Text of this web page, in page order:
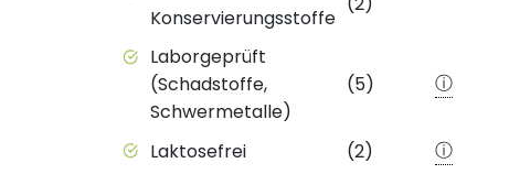
Konservierungsstoffe
Laborgeprüft
(Schadstoffe,
Schwermetalle)
(5) ⓘ
Laktosefrei (2)
ⓘ